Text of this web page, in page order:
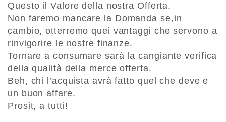
Questo il Valore della nostra Offerta.
Non faremo mancare la Domanda se,in
cambio, otterremo quei vantaggi che servono a
rinvigorire le nostre finanze.
Tornare a consumare sarà la cangiante verifica
della qualità della merce offerta.
Beh, chi l’acquista avrà fatto quel che deve e
un buon affare.
Prosit, a tutti!